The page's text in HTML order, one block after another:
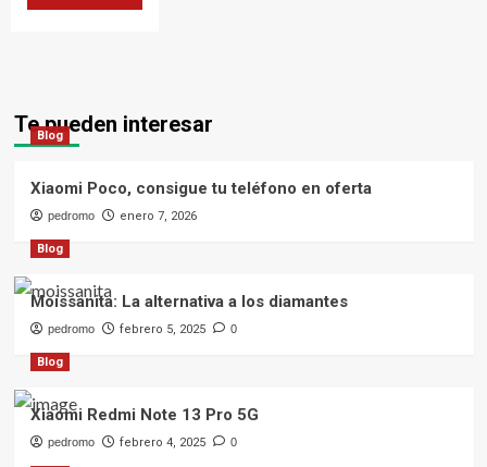
Te pueden interesar
Blog
Xiaomi Poco, consigue tu teléfono en oferta
pedromo enero 7, 2026
Blog
Moissanita: La alternativa a los diamantes
pedromo febrero 5, 2025 0
Blog
Xiaomi Redmi Note 13 Pro 5G
pedromo febrero 4, 2025 0